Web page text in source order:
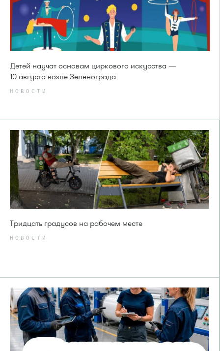
Детей научат основам циркового искусства —
10 августа возле Зеленограда
НОВОСТИ
Тридцать градусов на рабочем месте
НОВОСТИ